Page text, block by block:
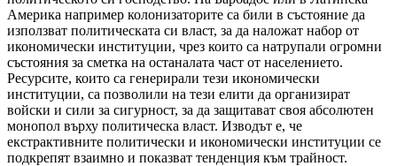
Америка например колонизаторите са били в състояние да
използват политическата си власт, за да наложат набор от
икономически институции, чрез които са натрупали огромни
състояния за сметка на останалата част от населението.
Ресурсите, които са генерирали тези икономически
институции, са позволили на тези елити да организират
войски и сили за сигурност, за да защитават своя абсолютен
монопол върху политическа власт. Изводът е, че
екстрактивните политически и икономически институции се
подкрепят взаимно и показват тенденция към трайност.